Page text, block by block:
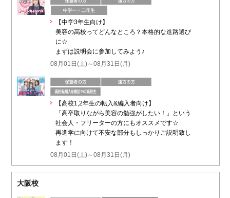
【中学3年生向け】
美容の高校ってどんなところ？本格的な進路選び
に☆
まずは説明会に参加してみよう♪
08月01日(土)～08月31日(月)
【高校1,2年生の転入&編入者向け】
「高卒取りながら美容の勉強がしたい！」という
社会人・フリーターの方にもオススメです☆
再進学に向けて不安な部分もしっかりご説明致し
ます！
08月01日(土)～08月31日(月)
大阪校